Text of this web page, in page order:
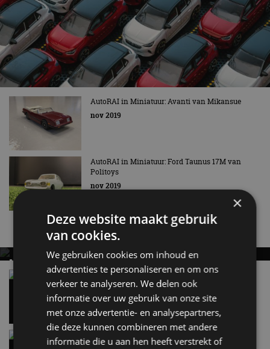
AutoRAI in Miniatuur: Avanti van Mikansue
nov 2019
AutoRAI in Miniatuur: Ford Taunus 17M van
Politoys
nov 2019
Nieuwste berichten
MET KORTING NAAR EV EXPERIENCE 2026?
AUTORAI REGELT HET!
EV Experience 2026 van 24 tot 26 september
Vergelijking: BMW iX3 vs Volvo EX60 – Welke
moet je hebben?
28 mei
×
Deze website maakt gebruik
van cookies.
We gebruiken cookies om inhoud en
advertenties te personaliseren en om ons
verkeer te analyseren. We delen ook
informatie over uw gebruik van onze site
met onze advertentie- en analysepartners,
die deze kunnen combineren met andere
informatie die u aan hen heeft verstrekt of